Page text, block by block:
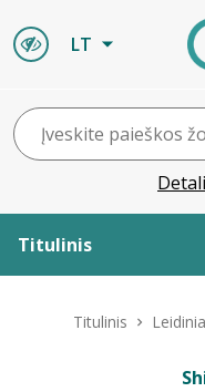
LT
Titulinis
Titulinis